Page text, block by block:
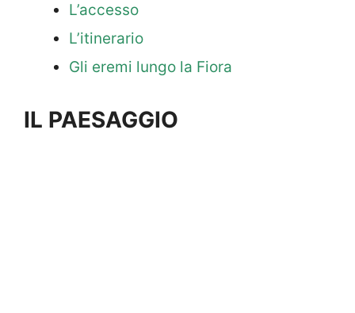
L’accesso
L’itinerario
Gli eremi lungo la Fiora
IL PAESAGGIO